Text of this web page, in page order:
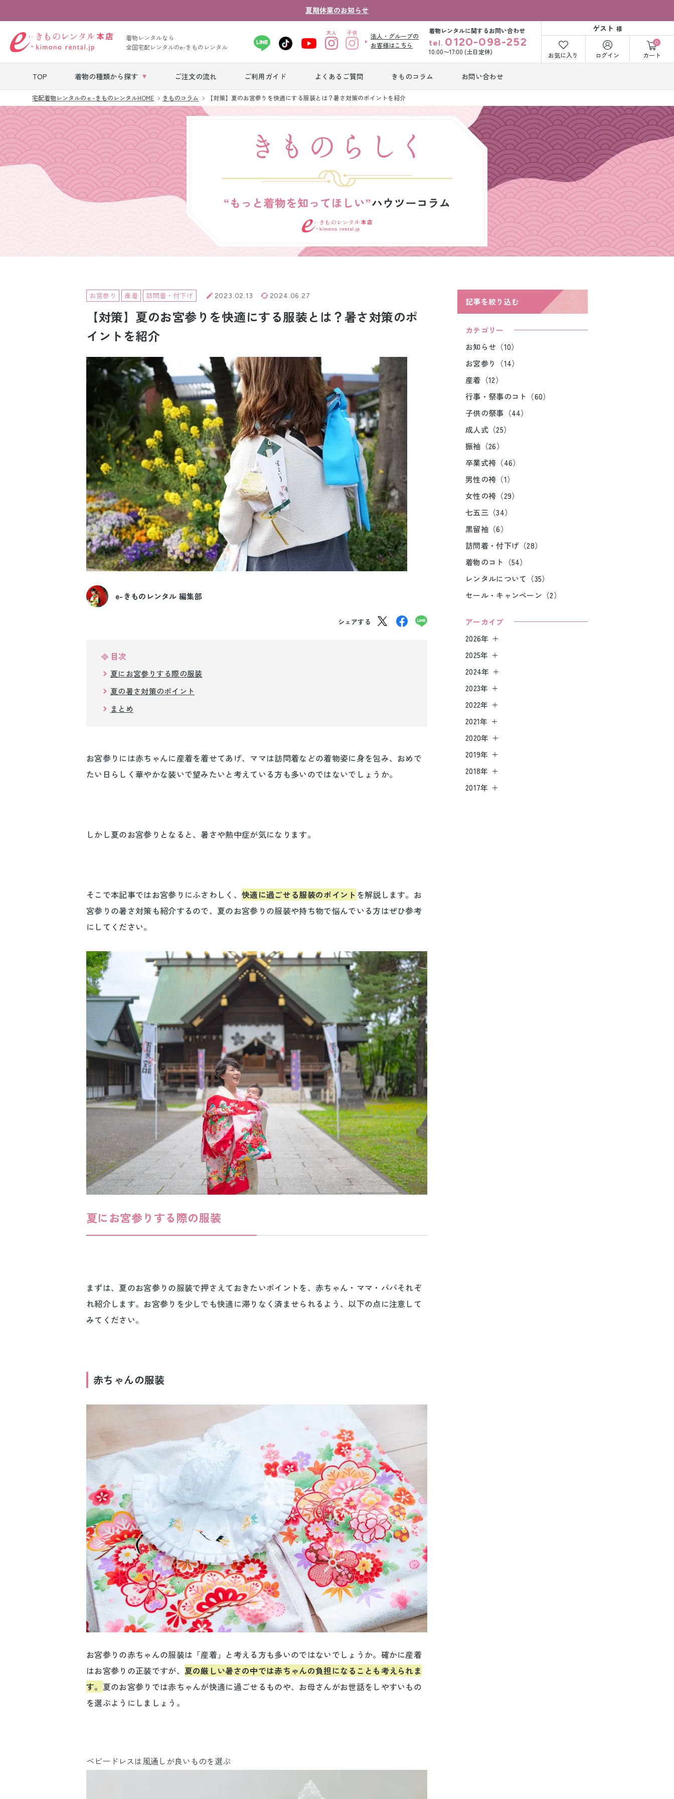
夏期休業のお知らせ
着物レンタルなら
全国宅配レンタルのe-きものレンタル
法人・グループの
お客様はこちら
着物レンタルに関するお問い合わせ
tel. 0120-098-252
10:00〜17:00 (土日定休)
ゲスト 様
お気に入り ログイン
0
カート
TOP 着物の種類から探す ご注文の流れ ご利用ガイド よくあるご質問 きものコラム お問い合わせ
七五三レンタル 振袖レンタル
卒業式袴レンタ
ル
レンタル
ベビー着物レン
タル
ジュニア着物レ
ジュニア洋装レ
ンタル
ベビー洋装レン
紋付袴レンタル
留袖レンタル
男性礼装レンタ
スーツレンタル
色打掛&紋付袴
白無垢&紋付袴
レンタル
宅配着物レンタルのｅ-きものレンタルHOME きものコラム 【対策】夏のお宮参りを快適にする服装とは？暑さ対策のポイントを紹介
お宮参り 産着 訪問着・付下げ 2023.02.13 2024.06.27
【対策】夏のお宮参りを快適にする服装とは？暑さ対策のポ
イントを紹介
e-きものレンタル 編集部
シェアする
目次
夏にお宮参りする際の服装
夏の暑さ対策のポイント
まとめ
お宮参りには赤ちゃんに産着を着せてあげ、ママは訪問着などの着物姿に身を包み、おめで
たい日らしく華やかな装いで望みたいと考えている方も多いのではないでしょうか。
しかし夏のお宮参りとなると、暑さや熱中症が気になります。
そこで本記事ではお宮参りにふさわしく、快適に過ごせる服装のポイント を解説します。お
宮参りの暑さ対策も紹介するので、夏のお宮参りの服装や持ち物で悩んでいる方はぜひ参考
にしてください。
夏にお宮参りする際の服装
まずは、夏のお宮参りの服装で押さえておきたいポイントを、赤ちゃん・ママ・パパそれぞ
れ紹介します。お宮参りを少しでも快適に滞りなく済ませられるよう、以下の点に注意して
みてください。
赤ちゃんの服装
お宮参りの赤ちゃんの服装は「産着」と考える方も多いのではないでしょうか。確かに産着
はお宮参りの正装ですが、 夏の厳しい暑さの中では赤ちゃんの負担になることも考えられま
す。 夏のお宮参りでは赤ちゃんが快適に過ごせるものや、お母さんがお世話をしやすいもの
を選ぶようにしましょう。
ベビードレスは風通しが良いものを選ぶ
記事を絞り込む
カテゴリー
お知らせ（10）
お宮参り（14）
産着（12）
行事・祭事のコト（60）
子供の祭事（44）
成人式（25）
振袖（26）
卒業式袴（46）
男性の袴（1）
女性の袴（29）
七五三（34）
黒留袖（6）
訪問着・付下げ（28）
着物のコト（54）
レンタルについて（35）
セール・キャンペーン（2）
アーカイブ
2026年
2025年
2024年
2023年
2022年
2021年
2020年
2019年
2018年
2017年